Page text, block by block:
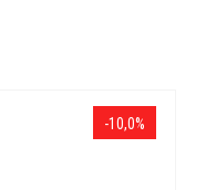
-10,0%